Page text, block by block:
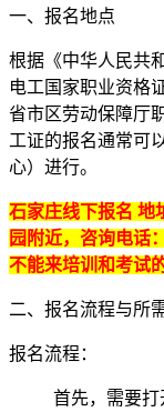
一、报名地点
根据《中华人民共
电工国家职业资格
省市区劳动保障厅
工证的报名通常可
心）进行。
石家庄线下报名 地
园附近，咨询电话
不能来培训和考试
二、报名流程与所
报名流程：
首先，需要